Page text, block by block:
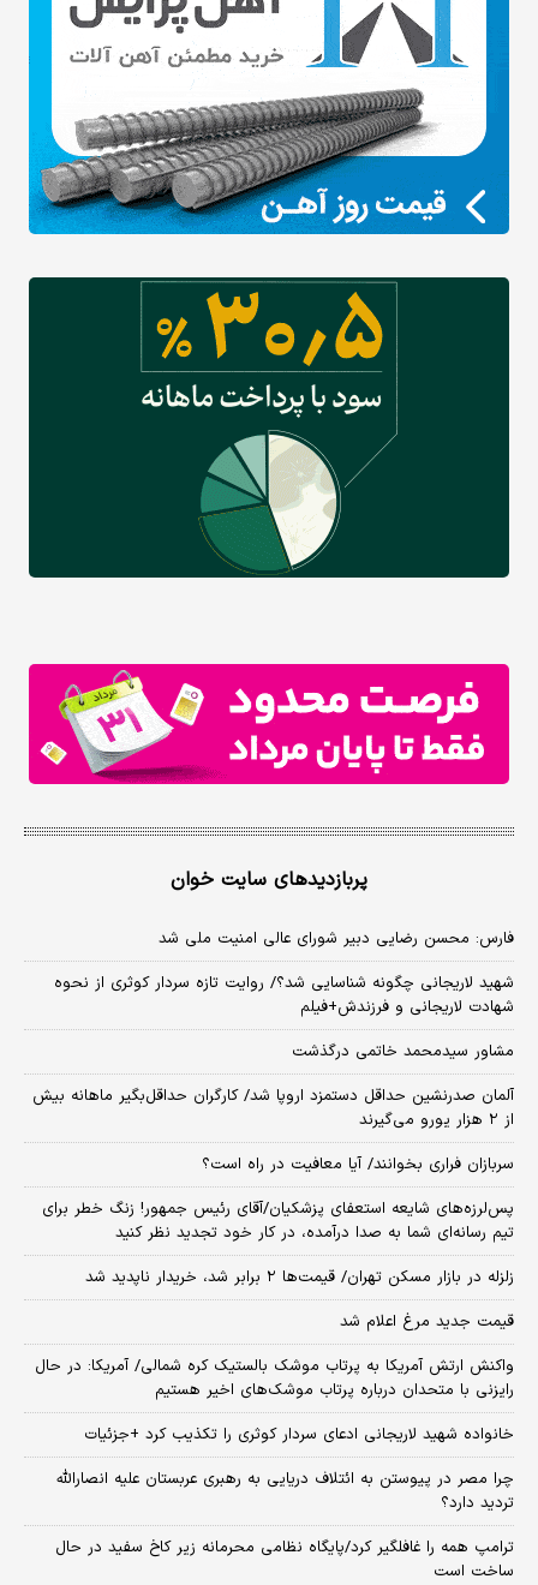
پربازدیدهای سایت خوان
فارس: محسن رضایی دبیر شورای عالی امنیت ملی شد
شهید لاریجانی چگونه شناسایی شد؟/ روایت تازه سردار کوثری از نحوه
شهادت لاریجانی و فرزندش+فیلم
مشاور سیدمحمد خاتمی درگذشت
آلمان صدرنشین حداقل دستمزد اروپا شد/ کارگران حداقل‌بگیر ماهانه بیش
از ۲ هزار یورو می‌گیرند
سربازان فراری بخوانند/ آیا معافیت در راه است؟
پس‌لرزه‌های شایعه استعفای پزشکیان/آقای رئیس جمهور! زنگ خطر برای
تیم رسانه‌ای شما به صدا درآمده، در کار خود تجدید نظر کنید
زلزله در بازار مسکن تهران/ قیمت‌ها ۲ برابر شد، خریدار ناپدید شد
قیمت جدید مرغ اعلام شد
واکنش ارتش آمریکا به پرتاب موشک بالستیک کره شمالی/ آمریکا: در حال
رایزنی با متحدان درباره پرتاب موشک‌های اخیر هستیم
خانواده شهید لاریجانی ادعای سردار کوثری را تکذیب کرد +جزئیات
چرا مصر در پیوستن به ائتلاف دریایی به رهبری عربستان علیه انصارالله
تردید دارد؟
ترامپ همه را غافلگیر کرد/پایگاه نظامی محرمانه زیر کاخ سفید در حال
ساخت است